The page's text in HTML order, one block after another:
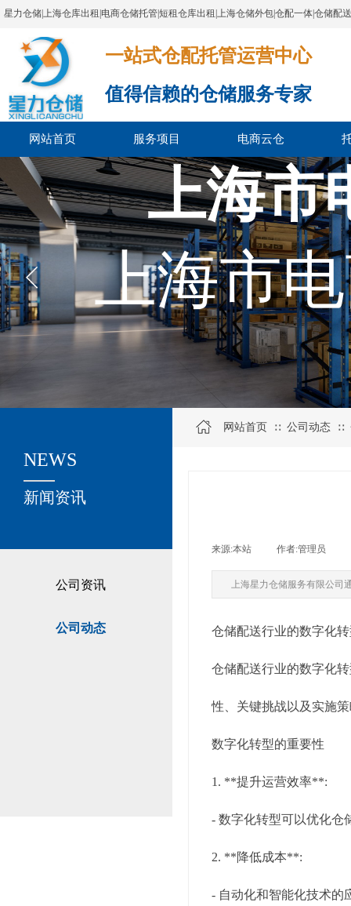
星力仓储|上海仓库出租|电商仓储托管|短租仓库出租|上海仓储外包|仓配一体|仓储配
一站式仓配托管运营中心​​​​​​​​​​​​​​​​​
值得信赖的仓储服务专家
网站首页 服务项目 电商云仓
上海市
上海市
公司资讯
公司动态
关于我们
新闻资讯
NEWS
网站首页 ∷ 公司动态 ∷
来源:本站 作者:管理员
上海星力仓储服务有限公
仓储配送行业的数字化
仓储配送行业的数字化
性、关键挑战以及实施
数字化转型的重要性
1. **提升运营效率**:
- 数字化转型可以优化仓
2. **降低成本**:
- 自动化和智能化技术的